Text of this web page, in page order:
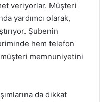
veriyorlar. Müşteri
yardımcı olarak,
Şubenin
hem telefon
memnuniyetini
da dikkat